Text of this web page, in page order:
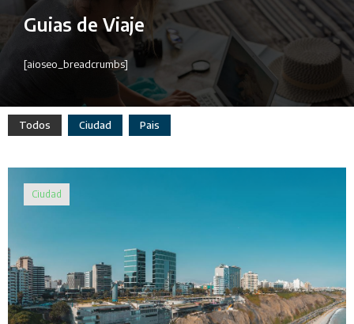
Guias de Viaje
[aioseo_breadcrumbs]
Todos Ciudad Pais
Ciudad